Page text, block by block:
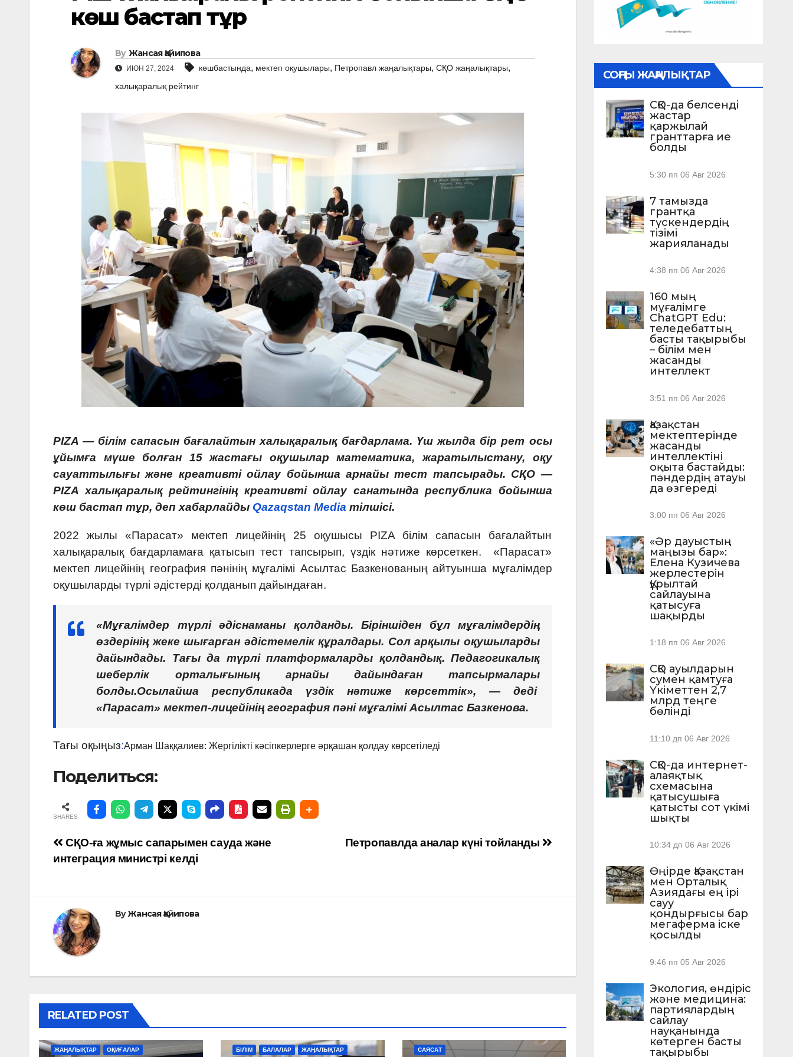
көш бастап тұр
By Жансая Қайипова
ИЮН 27, 2024 көшбастында, мектеп оқушылары, Петропавл жаңалықтары, СҚО жаңалықтары,
халықаралық рейтинг
PIZA — білім сапасын бағалайтын халықаралық бағдарлама. Үш жылда бір рет осы
ұйымға мүше болған 15 жастағы оқушылар математика, жаратылыстану, оқу
сауаттылығы және креативті ойлау бойынша арнайы тест тапсырады. СҚО —
PIZA халықаралық рейтингінің креативті ойлау санатында республика бойынша
көш бастап тұр, деп хабарлайды Qazaqstan Media тілшісі.
2022 жылы «Парасат» мектеп лицейінің 25 оқушысы PIZA білім сапасын бағалайтын
халықаралық бағдарламаға қатысып тест тапсырып, үздік нәтиже көрсеткен. «Парасат»
мектеп лицейінің география пәнінің мұғалімі Асылтас Базкенованың айтуынша мұғалімдер
оқушыларды түрлі әдістерді қолданып дайындаған.
«Мұғалімдер түрлі әдіснаманы қолданды. Біріншіден бұл мұғалімдердің
өздерінің жеке шығарған әдістемелік құралдары. Сол арқылы оқушыларды
дайындады. Тағы да түрлі платформаларды қолдандық. Педагогикалық
шеберлік орталығының арнайы дайындаған тапсырмалары
болды.Осылайша республикада үздік нәтиже көрсеттік», — деді
«Парасат» мектеп-лицейінің география пәні мұғалімі Асылтас Базкенова.
Тағы оқыңыз:Арман Шаққалиев: Жергілікті кәсіпкерлерге әрқашан қолдау көрсетіледі
Поделиться:
SHARES
Навигация
Петропавлда аналар күні тойланды
СҚО-ға жұмыс сапарымен сауда және
интеграция министрі келді
ByЖансая Қайипова
RELATED POST
ЖАҢАЛЫҚТАР ОҚИҒАЛАР БІЛІМ БАЛАЛАР ЖАҢАЛЫҚТАР САЯСАТ
СОҢҒЫ ЖАҢАЛЫҚТАР
СҚО-да белсенді
жастар
қаржылай
гранттарға ие
болды
5:30 пп 06 Авг 2026
7 тамызда
грантқа
түскендердің
тізімі
жарияланады
4:38 пп 06 Авг 2026
160 мың
мұғалімге
ChatGPT Edu:
теледебаттың
басты тақырыбы
– білім мен
жасанды
интеллект
3:51 пп 06 Авг 2026
Қазақстан
мектептерінде
жасанды
интеллектіні
оқыта бастайды:
пәндердің атауы
да өзгереді
3:00 пп 06 Авг 2026
«Әр дауыстың
маңызы бар»:
Елена Кузичева
жерлестерін
Құрылтай
сайлауына
қатысуға
шақырды
1:18 пп 06 Авг 2026
СҚО ауылдарын
сумен қамтуға
Үкіметтен 2,7
млрд теңге
бөлінді
11:10 дп 06 Авг 2026
СҚО-да интернет-
алаяқтық
схемасына
қатысушыға
қатысты сот үкімі
шықты
10:34 дп 06 Авг 2026
Өңірде Қазақстан
мен Орталық
Азиядағы ең ірі
сауу
қондырғысы бар
мегаферма іске
қосылды
9:46 пп 05 Авг 2026
Экология, өндіріс
және медицина:
партиялардың
сайлау
науқанында
көтерген басты
тақырыбы